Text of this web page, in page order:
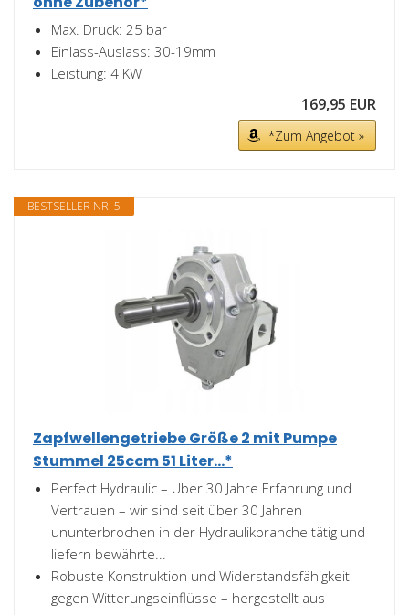
Max. Druck: 25 bar
Einlass-Auslass: 30-19mm
Leistung: 4 KW
169,95 EUR
*Zum Angebot »
BESTSELLER NR. 5
Zapfwellengetriebe Größe 2 mit Pumpe
Stummel 25ccm 51 Liter...*
Perfect Hydraulic – Über 30 Jahre Erfahrung und
Vertrauen – wir sind seit über 30 Jahren
ununterbrochen in der Hydraulikbranche tätig und
liefern bewährte...
Robuste Konstruktion und Widerstandsfähigkeit
gegen Witterungseinflüsse – hergestellt aus